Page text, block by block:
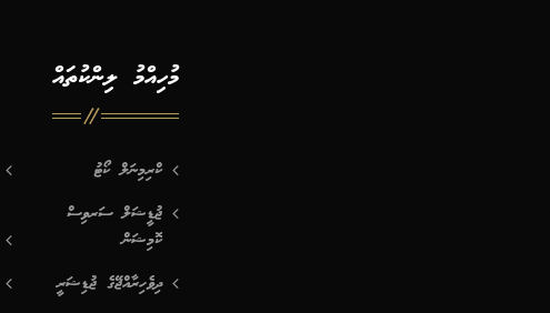
މުހިއްމު ލިންކުތައް
ކްރިމިނަލް ކޯޓު
ޖުޑީޝަލް ސަރވިސް
ކޮމިޝަން
ދިވެހިރާއްޖޭގެ ޖުޑިޝަރީ